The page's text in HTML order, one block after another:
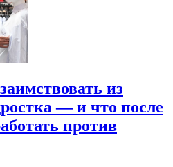
из
— и что после
против